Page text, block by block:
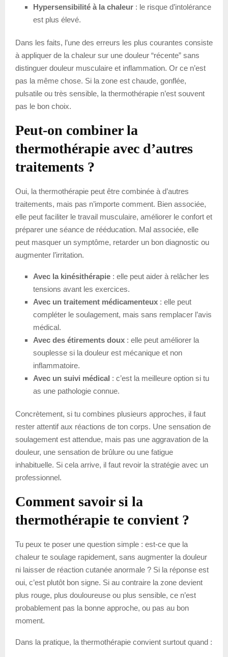
Hypersensibilité à la chaleur : le risque d’intolérance
est plus élevé.
Dans les faits, l’une des erreurs les plus courantes consiste
à appliquer de la chaleur sur une douleur “récente” sans
distinguer douleur musculaire et inflammation. Or ce n’est
pas la même chose. Si la zone est chaude, gonflée,
pulsatile ou très sensible, la thermothérapie n’est souvent
pas le bon choix.
Peut-on combiner la
thermothérapie avec d’autres
traitements ?
Oui, la thermothérapie peut être combinée à d’autres
traitements, mais pas n’importe comment. Bien associée,
elle peut faciliter le travail musculaire, améliorer le confort et
préparer une séance de rééducation. Mal associée, elle
peut masquer un symptôme, retarder un bon diagnostic ou
augmenter l’irritation.
Avec la kinésithérapie : elle peut aider à relâcher les
tensions avant les exercices.
Avec un traitement médicamenteux : elle peut
compléter le soulagement, mais sans remplacer l’avis
médical.
Avec des étirements doux : elle peut améliorer la
souplesse si la douleur est mécanique et non
inflammatoire.
Avec un suivi médical : c’est la meilleure option si tu
as une pathologie connue.
Concrètement, si tu combines plusieurs approches, il faut
rester attentif aux réactions de ton corps. Une sensation de
soulagement est attendue, mais pas une aggravation de la
douleur, une sensation de brûlure ou une fatigue
inhabituelle. Si cela arrive, il faut revoir la stratégie avec un
professionnel.
Comment savoir si la
thermothérapie te convient ?
Tu peux te poser une question simple : est-ce que la
chaleur te soulage rapidement, sans augmenter la douleur
ni laisser de réaction cutanée anormale ? Si la réponse est
oui, c’est plutôt bon signe. Si au contraire la zone devient
plus rouge, plus douloureuse ou plus sensible, ce n’est
probablement pas la bonne approche, ou pas au bon
moment.
Dans la pratique, la thermothérapie convient surtout quand :